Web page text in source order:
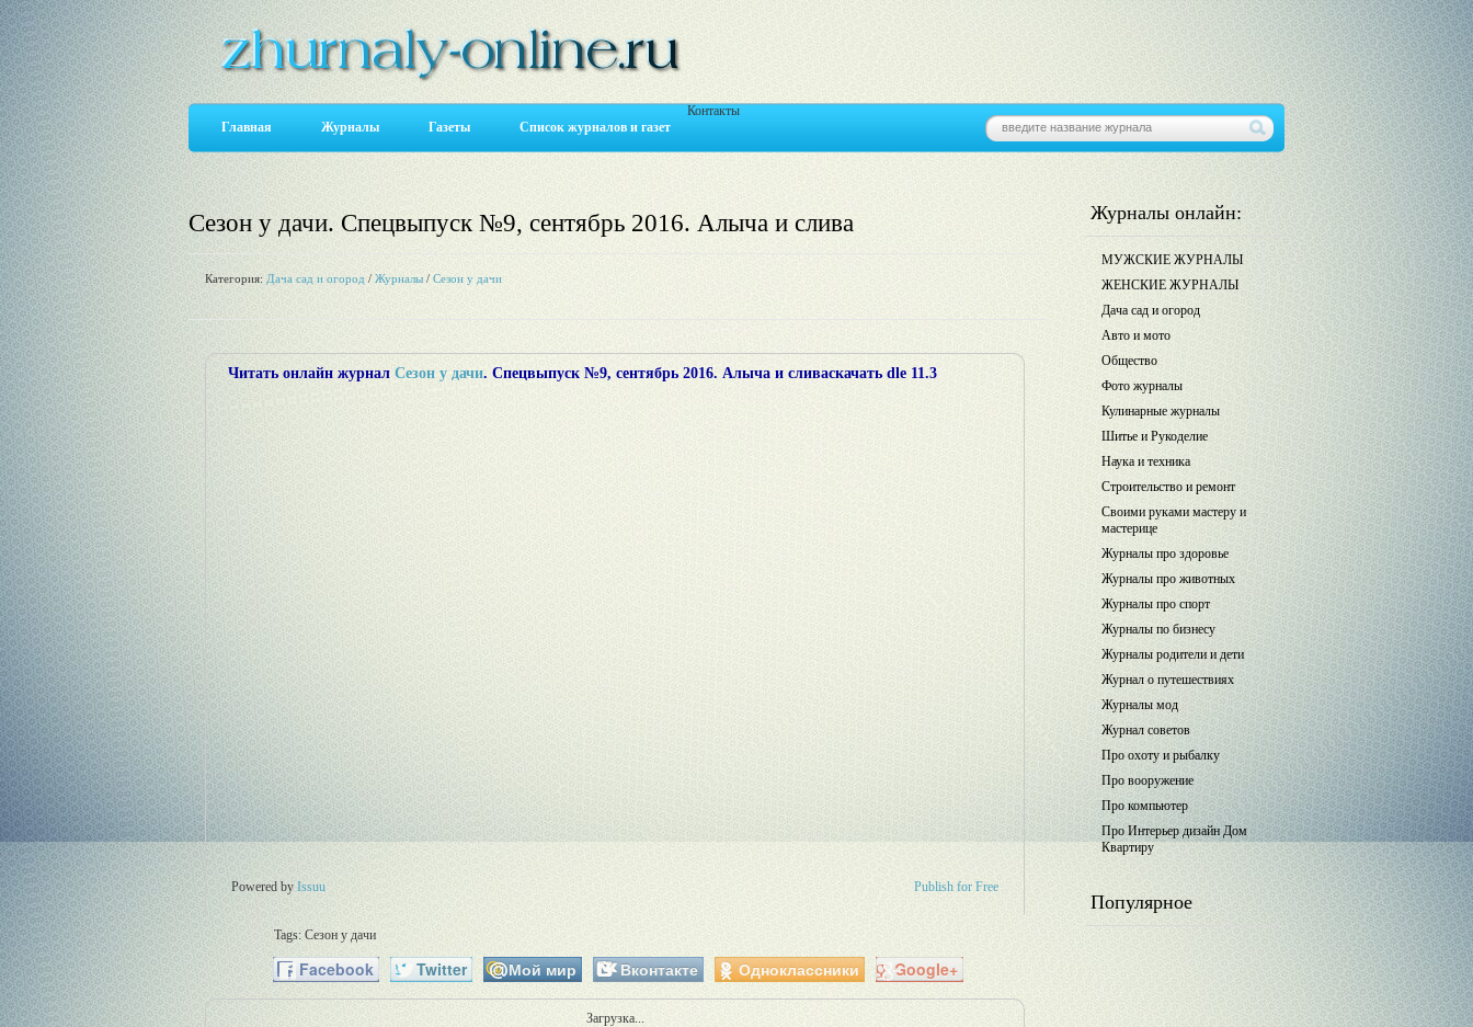
Главная Журналы Газеты Список журналов и газет
Контакты
Сезон у дачи. Спецвыпуск №9, сентябрь 2016. Алыча и слива
Категория: Дача сад и огород / Журналы / Сезон у дачи
Читать онлайн журнал Сезон у дачи. Спецвыпуск №9, сентябрь 2016. Алыча и сливаскачать dle 11.3
Powered by Issuu Publish for Free
Tags:Сезон у дачи
Facebook Twitter Мой мир Вконтакте Одноклассники Google+
Загрузка...
Журналы онлайн:
МУЖСКИЕ ЖУРНАЛЫ
ЖЕНСКИЕ ЖУРНАЛЫ
Дача сад и огород
Авто и мото
Общество
Фото журналы
Кулинарные журналы
Шитье и Рукоделие
Наука и техника
Строительство и ремонт
Своими руками мастеру и
мастерице
Журналы про здоровье
Журналы про животных
Журналы про спорт
Журналы по бизнесу
Журналы родители и дети
Журнал о путешествиях
Журналы мод
Журнал советов
Про охоту и рыбалку
Про вооружение
Про компьютер
Про Интерьер дизайн Дом
Квартиру
Популярное